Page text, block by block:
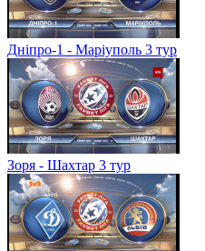
Дніпро-1 - Маріуполь 3 тур
Зоря - Шахтар 3 тур